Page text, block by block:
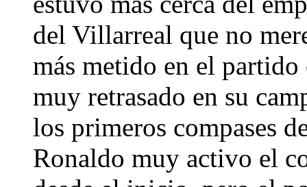
del Villarreal que no
más metido en el
muy retrasado en su
los primeros compases
Ronaldo muy activo el